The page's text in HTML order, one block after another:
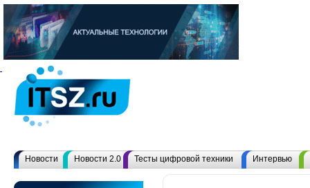
Новости Новости 2.0 Тесты цифровой техники Интервью